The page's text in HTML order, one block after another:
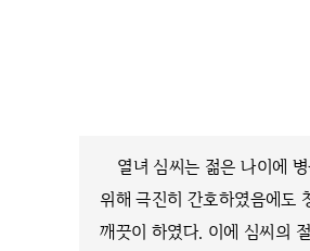
열녀 심씨는 젊은 나이에
위해 극진히 간호하였음에도
깨끗이 하였다. 이에 심씨의